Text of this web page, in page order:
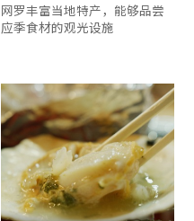
网罗丰富当地特产，能够品尝
应季食材的观光设施